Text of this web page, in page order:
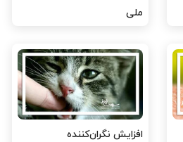
ملی
افزایش نگران‌کننده